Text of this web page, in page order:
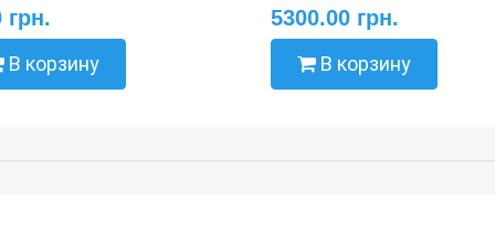
грн.
В корзину
5300.00 грн.
В корзину